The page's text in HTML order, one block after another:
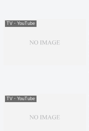
TV・YouTube
TV・YouTube